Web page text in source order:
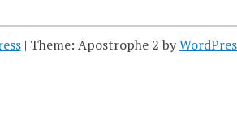
| Theme: Apostrophe 2 by